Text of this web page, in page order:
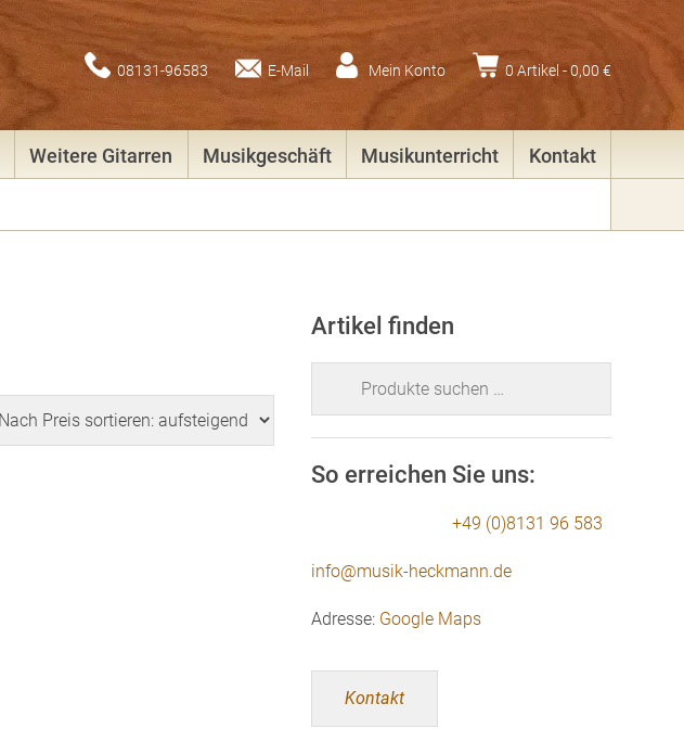
08131-96583 E-Mail Mein Konto 0 Artikel -0,00 €
Weitere Gitarren Musikgeschäft Musikunterricht Kontakt
Artikel finden
So erreichen Sie uns:
+49 (0)8131 96 583
info@musik-heckmann.de
Adresse: Google Maps
Kontakt